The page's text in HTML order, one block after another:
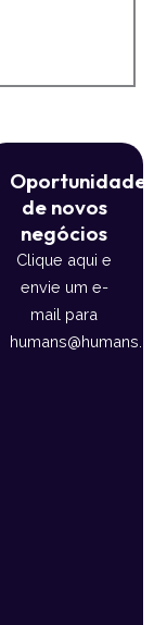
Oportunidade
de novos
negócios
Clique aqui e
envie um e-
mail para